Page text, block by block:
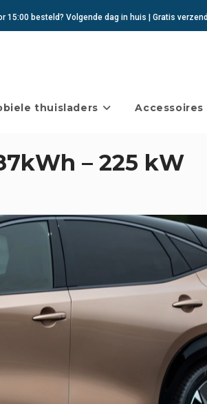
15:00 besteld? Volgende dag in huis | Gratis
thuisladers Accessoires
– 225 kW